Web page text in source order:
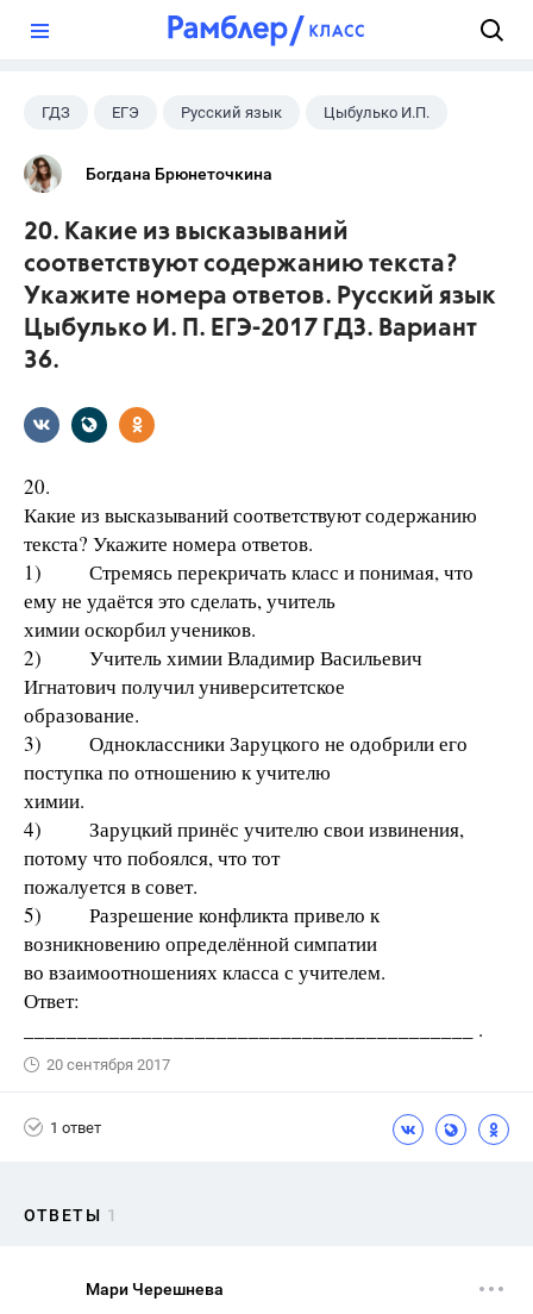
ГДЗ ЕГЭ Русский язык Цыбулько И.П.
Богдана Брюнеточкина
20. Какие из высказываний
соответствуют содержанию текста?
Укажите номера ответов. Русский язык
Цыбулько И. П. ЕГЭ-2017 ГДЗ. Вариант
36.
20.
Какие из высказываний соответствуют содержанию
текста? Укажите номера ответов.
1) Стремясь перекричать класс и понимая, что
ему не удаётся это сделать, учитель
химии оскорбил учеников.
2) Учитель химии Владимир Васильевич
Игнатович получил университетское
образование.
3) Одноклассники Заруцкого не одобрили его
поступка по отношению к учителю
химии.
4) Заруцкий принёс учителю свои извинения,
потому что побоялся, что тот
пожалуется в совет.
5) Разрешение конфликта привело к
возникновению определённой симпатии
во взаимоотношениях класса с учителем.
Ответ:
__________________________________________ .
20 сентября 2017
1 ответ
ОТВЕТЫ 1
Мари Черешнева